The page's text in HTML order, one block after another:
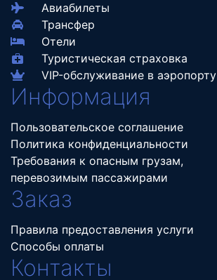
Авиабилеты
Трансфер
Отели
Туристическая страховка
VIP-обслуживание в аэропорту
Информация
Пользовательское соглашение
Политика конфиденциальности
Требования к опасным грузам,
перевозимым пассажирами
Заказ
Правила предоставления услуги
Способы оплаты
Контакты